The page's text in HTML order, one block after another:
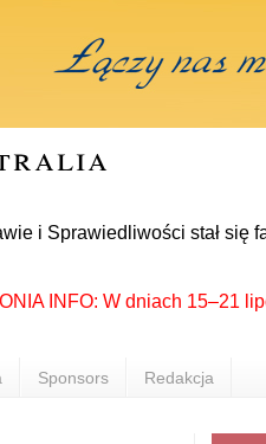
Sprawiedliwości stał się
INFO: W dniach 15–21
Sponsors Redakcja